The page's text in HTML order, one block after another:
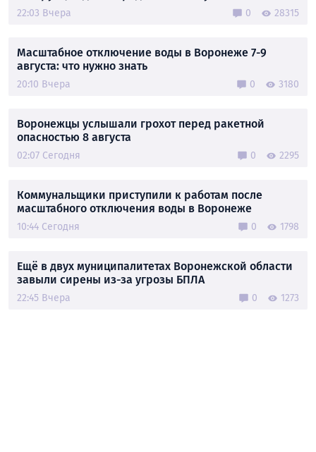
22:03 Вчера 0 28315
Масштабное отключение воды в Воронеже 7-9
августа: что нужно знать
20:10 Вчера 0 3180
Воронежцы услышали грохот перед ракетной
опасностью 8 августа
02:07 Сегодня 0 2295
Коммунальщики приступили к работам после
масштабного отключения воды в Воронеже
10:44 Сегодня 0 1798
Ещё в двух муниципалитетах Воронежской области
завыли сирены из-за угрозы БПЛА
22:45 Вчера 0 1273